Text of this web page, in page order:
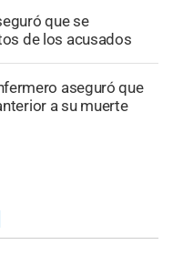
que se
de los acusados
aseguró que
a su muerte